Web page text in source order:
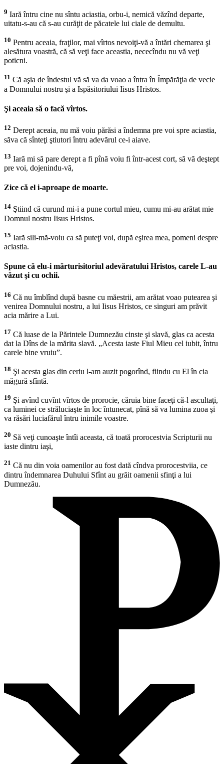
9 Iară întru cine nu sîntu aciastia, orbu-i, nemică văzînd departe,
uitatu-s-au că s-au curăţit de păcatele lui ciale de demultu.
10 Pentru aceaia, fraţilor, mai vîrtos nevoiţi-vă a întări chemarea şi
alesătura voastră, că să veţi face aceastia, nececîndu nu vă veţi
poticni.
11 Că aşia de îndestul vă să va da voao a întra în Împărăţia de vecie
a Domnului nostru şi a Ispăsitoriului Iisus Hristos.
Şi aceaia să o facă vîrtos.
12 Derept aceaia, nu mă voiu părăsi a îndemna pre voi spre aciastia,
săva că sînteţi ştiutori întru adevărul ce-i aiave.
13 Iară mi să pare derept a fi pînă voiu fi într-acest cort, să vă deştept
pre voi, dojenindu-vă,
Zice că el i-aproape de moarte.
14 Ştiind că curund mi-i a pune cortul mieu, cumu mi-au arătat mie
Domnul nostru Iisus Hristos.
15 Iară sili-mă-voiu ca să puteţi voi, după eşirea mea, pomeni despre
aciastia.
Spune că elu-i mărturisitoriul adevăratului Hristos, carele L-au
văzut şi cu ochii.
16 Că nu îmblînd după basne cu măestrii, am arătat voao putearea şi
venirea Domnului nostru, a lui Iisus Hristos, ce singuri am prăvit
acia mărire a Lui.
17 Că luase de la Părintele Dumnezău cinste şi slavă, glas ca acesta
dat la Dîns de la mărita slavă. „Acesta iaste Fiul Mieu cel iubit, întru
carele bine vruiu”.
18 Şi acesta glas din ceriu l-am auzit pogorînd, fiindu cu El în cia
măgură sfîntă.
19 Şi avînd cuvînt vîrtos de prorocie, căruia bine faceţi că-l ascultaţi,
ca luminei ce străluciaşte în loc întunecat, pînă să va lumina zuoa şi
va răsări luciafărul întru inimile voastre.
20 Să veţi cunoaşte întîi aceasta, că toată prorocestvia Scripturii nu
iaste dintru iaşi,
21 Că nu din voia oamenilor au fost dată cîndva prorocestviia, ce
dintru îndemnarea Duhului Sfînt au grăit oamenii sfinţi a lui
Dumnezău.